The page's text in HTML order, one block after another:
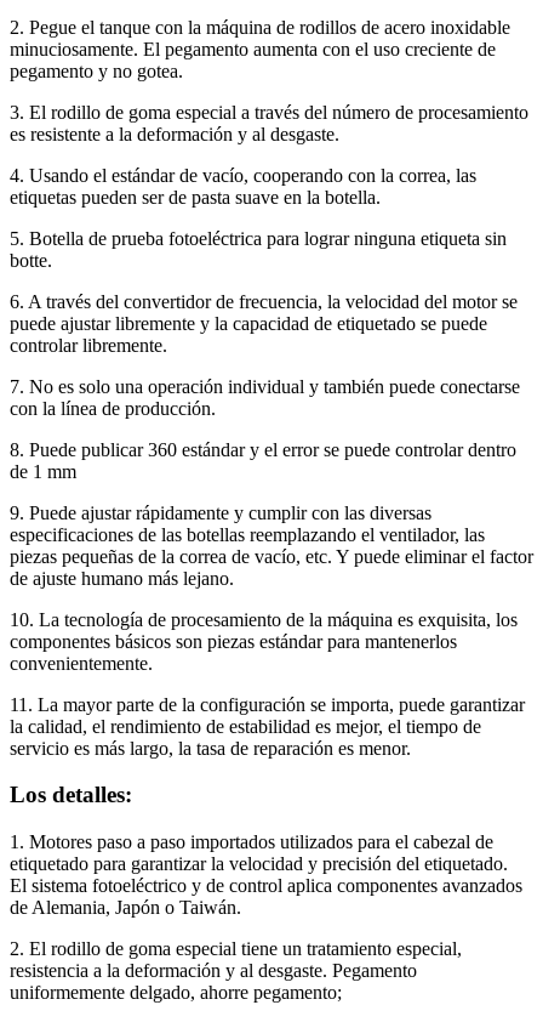
2. Pegue el tanque con la máquina de rodillos de acero inoxidable
minuciosamente. El pegamento aumenta con el uso creciente de
pegamento y no gotea.
3. El rodillo de goma especial a través del número de procesamiento
es resistente a la deformación y al desgaste.
4. Usando el estándar de vacío, cooperando con la correa, las
etiquetas pueden ser de pasta suave en la botella.
5. Botella de prueba fotoeléctrica para lograr ninguna etiqueta sin
botte.
6. A través del convertidor de frecuencia, la velocidad del motor se
puede ajustar libremente y la capacidad de etiquetado se puede
controlar libremente.
7. No es solo una operación individual y también puede conectarse
con la línea de producción.
8. Puede publicar 360 estándar y el error se puede controlar dentro
de 1 mm
9. Puede ajustar rápidamente y cumplir con las diversas
especificaciones de las botellas reemplazando el ventilador, las
piezas pequeñas de la correa de vacío, etc. Y puede eliminar el factor
de ajuste humano más lejano.
10. La tecnología de procesamiento de la máquina es exquisita, los
componentes básicos son piezas estándar para mantenerlos
convenientemente.
11. La mayor parte de la configuración se importa, puede garantizar
la calidad, el rendimiento de estabilidad es mejor, el tiempo de
servicio es más largo, la tasa de reparación es menor.
Los detalles:
1. Motores paso a paso importados utilizados para el cabezal de
etiquetado para garantizar la velocidad y precisión del etiquetado.
El sistema fotoeléctrico y de control aplica componentes avanzados
de Alemania, Japón o Taiwán.
2. El rodillo de goma especial tiene un tratamiento especial,
resistencia a la deformación y al desgaste. Pegamento
uniformemente delgado, ahorre pegamento;